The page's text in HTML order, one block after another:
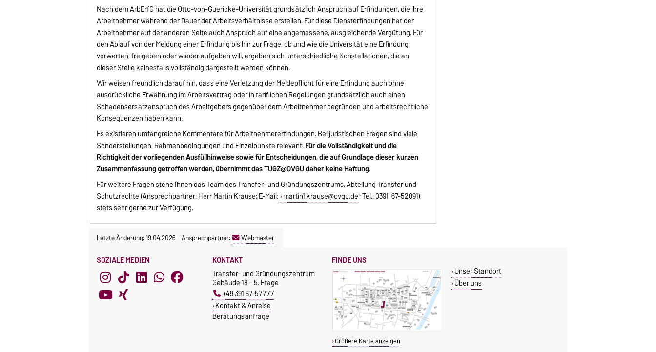
Nach dem ArbErfG hat die Otto-von-Guericke-Universität grundsätzlich Anspruch auf Erfindungen, die ihre
Arbeitnehmer während der Dauer der Arbeitsverhältnisse erstellen. Für diese Diensterfindungen hat der
Arbeitnehmer auf der anderen Seite auch Anspruch auf eine angemessene, ausgleichende Vergütung. Für
den Ablauf von der Meldung einer Erfindung bis hin zur Frage, ob und wie die Universität eine Erfindung
verwerten, freigeben oder wieder aufgeben will, ergeben sich unterschiedliche Konstellationen, die an
dieser Stelle keinesfalls vollständig dargestellt werden können.
Wir weisen freundlich darauf hin, dass eine Verletzung der Meldepflicht für eine Erfindung auch ohne
ausdrückliche Erwähnung im Arbeitsvertrag oder in tariflichen Regelungen grundsätzlich auch einen
Schadensersatzanspruch des Arbeitgebers gegenüber dem Arbeitnehmer begründen und arbeitsrechtliche
Konsequenzen haben kann.
Es existieren umfangreiche Kommentare für Arbeitnehmererfindungen. Bei juristischen Fragen sind viele
Sonderstellungen, Rahmenbedingungen und Einzelpunkte relevant.Für die Vollständigkeit und die
Richtigkeit der vorliegenden Ausfüllhinweise sowie für Entscheidungen, die auf Grundlage dieser kurzen
Zusammenfassung getroffen werden, übernimmt das TUGZ@OVGU daher keine Haftung.
Für weitere Fragen stehe Ihnen das Team des Transfer- und Gründungszentrums, Abteilung Transfer und
Schutzrechte (Ansprechpartner: Herr Martin Krause; E-Mail: martin1.krause@ovgu.de; Tel.: 0391 67-52091),
stets sehr gerne zur Verfügung.
Letzte Änderung: 19.04.2026-Ansprechpartner: Webmaster
SOZIALE MEDIEN KONTAKT
Transfer- und Gründungszentrum
Gebäude 18 - 5. Etage
+49 391 67-57777
Kontakt & Anreise
Beratungsanfrage
FINDE UNS
Größere Karte anzeigen
Unser Standort
Über uns